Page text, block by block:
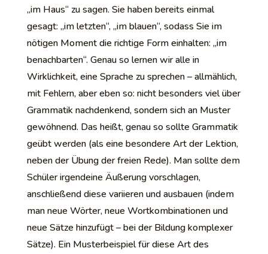
„im Haus“ zu sagen. Sie haben bereits einmal
gesagt: „im letzten“, „im blauen“, sodass Sie im
nötigen Moment die richtige Form einhalten: „im
benachbarten“. Genau so lernen wir alle in
Wirklichkeit, eine Sprache zu sprechen – allmählich,
mit Fehlern, aber eben so: nicht besonders viel über
Grammatik nachdenkend, sondern sich an Muster
gewöhnend. Das heißt, genau so sollte Grammatik
geübt werden (als eine besondere Art der Lektion,
neben der Übung der freien Rede). Man sollte dem
Schüler irgendeine Äußerung vorschlagen,
anschließend diese variieren und ausbauen (indem
man neue Wörter, neue Wortkombinationen und
neue Sätze hinzufügt – bei der Bildung komplexer
Sätze). Ein Musterbeispiel für diese Art des